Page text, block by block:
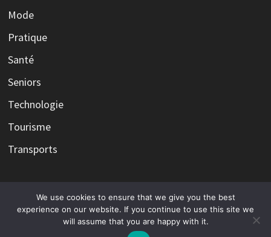
Mode
Pratique
Santé
Seniors
Technologie
Tourisme
Transports
Copyright © 2026Infos et l'actualité avec l'expertise, le
savoir faire et l'expérience d'éditorialistes.. Alimenté par
We use cookies to ensure that we give you the best
experience on our website. If you continue to use this site we
will assume that you are happy with it.